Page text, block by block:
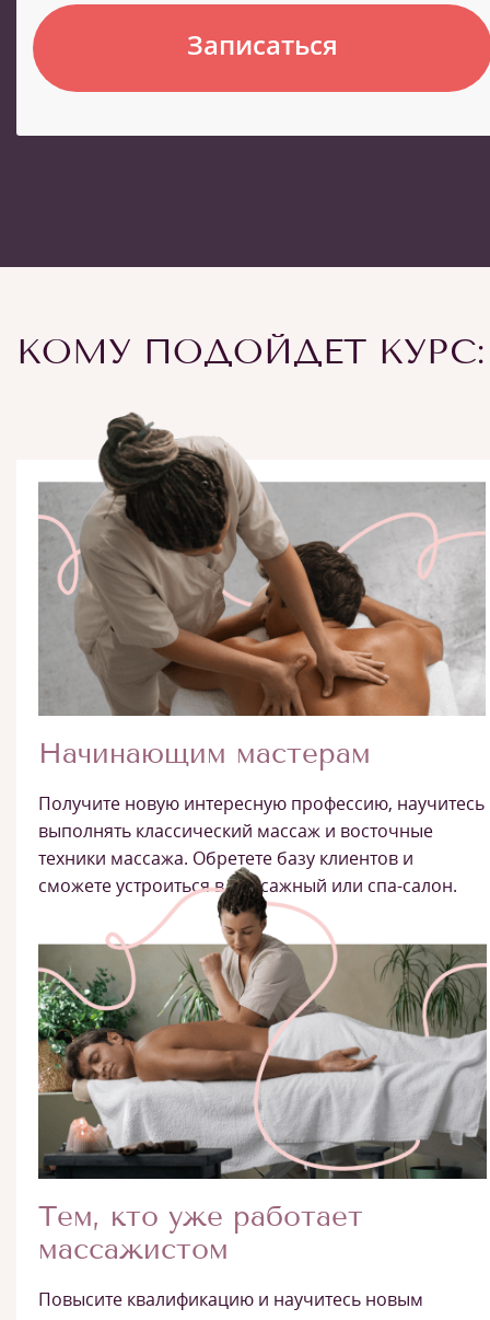
Записаться
КОМУ ПОДОЙДЕТ КУРС:
Начинающим мастерам
Получите новую интересную профессию, научитесь
выполнять классический массаж и восточные
техники массажа. Обретете базу клиентов и
сможете устроиться в массажный или спа-салон.
Тем, кто уже работает
массажистом
Повысите квалификацию и научитесь новым